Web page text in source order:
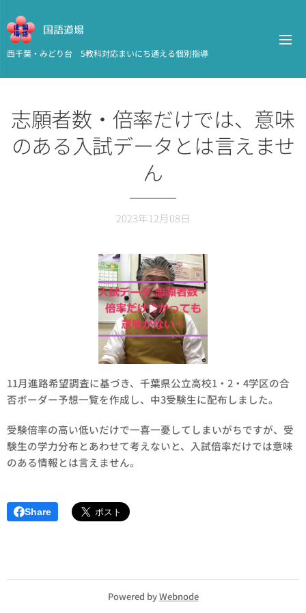
国語道場
西千葉・みどり台 5教科対応まいにち通える個別指導
志願者数・倍率だけでは、意味
のある入試データとは言えませ
ん
2023年12月08日
11月進路希望調査に基づき、千葉県公立高校1・2・4学区の合
否ボーダー予想一覧を作成し、中3受験生に配布しました。
受験倍率の高い低いだけで一喜一憂してしまいがちですが、受
験生の学力分布とあわせて考えないと、入試倍率だけでは意味
のある情報とは言えません。
Share
Powered byWebnode